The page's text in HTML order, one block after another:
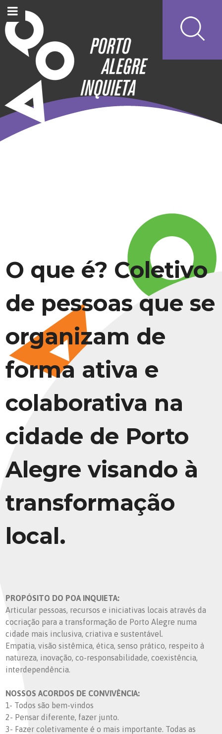
O que é? Coletivo
de pessoas que se
organizam de
forma ativa e
colaborativa na
cidade de Porto
Alegre visando à
transformação
local.
PROPÓSITO DO POA INQUIETA:
Articular pessoas, recursos e iniciativas locais através da
cocriação para a transformação de Porto Alegre numa
cidade mais inclusiva, criativa e sustentável.
Empatia, visão sistêmica, ética, senso prático, respeito à
natureza, inovação, co-responsabilidade, coexistência,
interdependência.
NOSSOS ACORDOS DE CONVIVÊNCIA:
1- Todos são bem-vindos
2- Pensar diferente, fazer junto.
3- Fazer coletivamente é o mais importante. Todas as